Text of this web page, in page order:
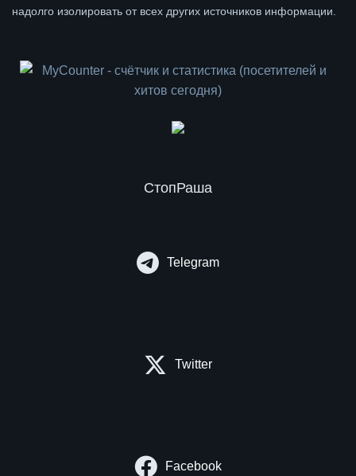
надолго изолировать от всех других источников информации.
СтопРаша
Telegram
Twitter
Facebook